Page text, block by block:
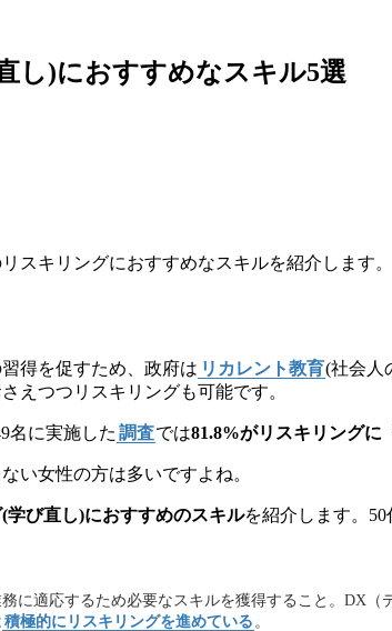
し)におすすめなスキル5選
スキリングにおすすめなスキルを紹介します。
得を促すため、政府は リカレント教育(社会人
えつつリスキリングも可能です。
名に実施した 調査では81.8%がリスキリングに
い女性の方は多いですよね。
学び直し)におすすめのスキルを紹介します。
に適応するため必要なスキルを獲得すること。DX
積極的にリスキリングを進めている 。